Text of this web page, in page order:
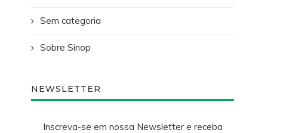
Sem categoria
Sobre Sinop
NEWSLETTER
Inscreva-se em nossa Newsletter e receba